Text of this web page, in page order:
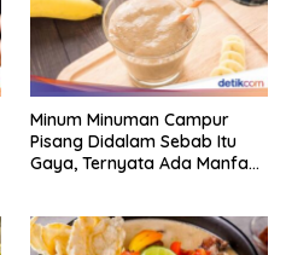
Minum Minuman Campur
Pisang Didalam Sebab Itu
Gaya, Ternyata Ada Manfaat